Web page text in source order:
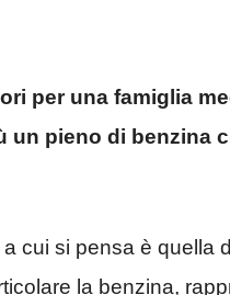
per una famiglia
un pieno di benzina
cui si pensa è quella
la benzina,